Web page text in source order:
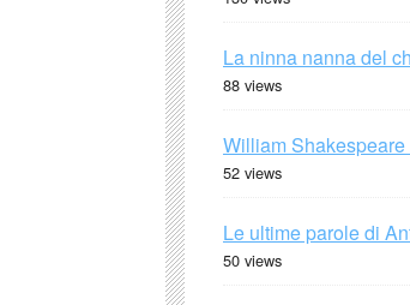
La ninna nanna del
88 views
William
52 views
Le ultime parole di
50 views